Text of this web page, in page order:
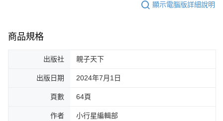
顯示電腦版詳細說明
商品規格
出版社 親子天下
出版日期 2024年7月1日
頁數 64頁
作者 小行星編輯部